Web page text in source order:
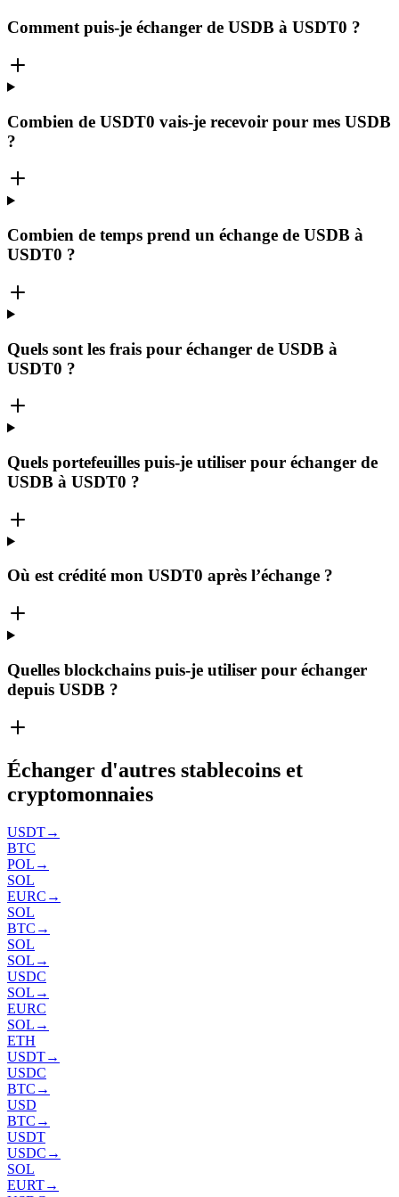
Comment puis-je échanger de USDB à USDT0 ?
Combien de USDT0 vais-je recevoir pour mes USDB
?
Combien de temps prend un échange de USDB à
USDT0 ?
Quels sont les frais pour échanger de USDB à
USDT0 ?
Quels portefeuilles puis-je utiliser pour échanger de
USDB à USDT0 ?
Où est crédité mon USDT0 après l’échange ?
Quelles blockchains puis-je utiliser pour échanger
depuis USDB ?
Échanger d'autres stablecoins et
cryptomonnaies
USDT→
BTC
POL →
SOL
EURC →
SOL
BTC →
SOL
SOL →
USDC
SOL →
EURC
SOL →
ETH
USDT→
USDC
BTC →
USD
BTC →
USDT
USDC →
SOL
EURT→